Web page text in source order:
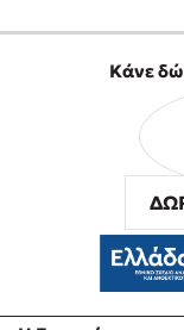
Ο Βαγγέλης
Κάνε